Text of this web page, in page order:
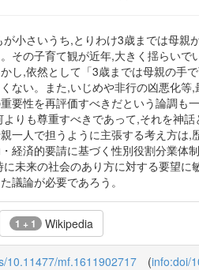
小さいうち,とりわけ3歳までは母
その子育て観が近年,大きく揺らい
し,依然として「3歳までは母親の手
ない。また,いじめや非行の凶悪化
要性を再評価すべきだという論調
りも尊重すべきであって,それを神
一人で担うように主張する考え方は
経済的要請に基づく性別役割分業体
未来の社会のあり方に対する要望
議論が必要であろう。
1 + 1 Wikipedia
10.11477/mf.1611902717 (info:doi/